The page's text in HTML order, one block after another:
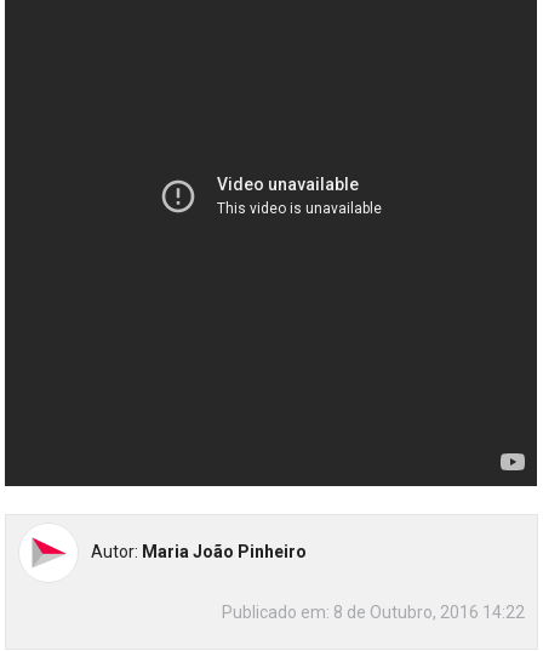
Autor: Maria João Pinheiro
Publicado em: 8 de Outubro, 2016 14:22